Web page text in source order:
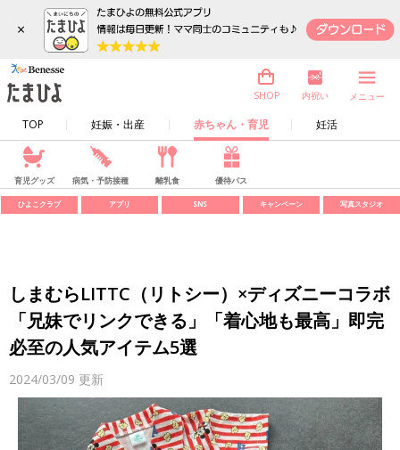
×
TOP 妊娠・出産 赤ちゃん・育児 妊活
SHOP 内祝い メニュー
育児グッズ 病気・予防接種 離乳食 優待パス
ひよこクラブ アプリ SNS キャンペーン 写真スタジオ
しまむらLITTC（リトシー）×ディズニーコラボ
「兄妹でリンクできる」「着心地も最高」即完
必至の人気アイテム5選
2024/03/09 更新